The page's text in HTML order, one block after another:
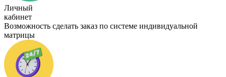
Личный
кабинет
Возможность сделать заказ по системе индивидуальной
матрицы